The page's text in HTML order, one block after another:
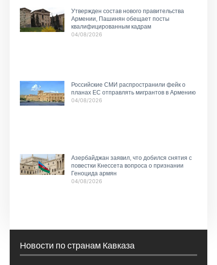
Утвержден состав нового правительства
Армении, Пашинян обещает посты
квалифицированным кадрам
04/08/2026
Российские СМИ распространили фейк о
планах ЕС отправлять мигрантов в Армению
04/08/2026
Азербайджан заявил, что добился снятия с
повестки Кнессета вопроса о признании
Геноцида армян
04/08/2026
Новости по странам Кавказа